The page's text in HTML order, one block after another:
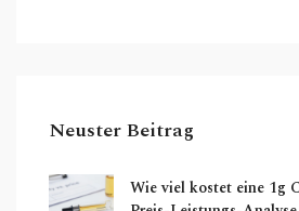
Neuster Beitrag
Wie viel kostet eine 1g